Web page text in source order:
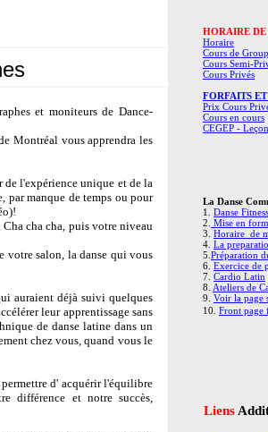
HORAIRE DE
Horaire
Cours de
Cours Semi-
Cours Privés
FORFAITS
Prix Cours
Cours en cours
CEGEP -
et moniteurs de Dance-
Montréal vous apprendra les
de l'expérience unique et de la
par manque de temps ou pour
cha cha, puis votre niveau
votre salon, la danse qui vous
auraient déjà suivi quelques
leur apprentissage sans
de danse latine dans un
chez vous, quand vous le
permettre d' acquérir l'équilibre
différence et notre succès,
Liens
La Danse
1. Danse Fitness
2. Mise en
3. Horaire de
4. La
5.Préparation
6. Exercice de
7. Cardio Latin
8. Ateliers de
9. Voir la page
10. Front page